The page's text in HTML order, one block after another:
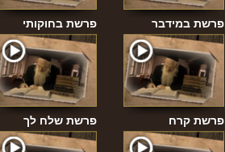
פרשת בחוקותי פרשת במידבר
פרשת שלח לך פרשת קרח